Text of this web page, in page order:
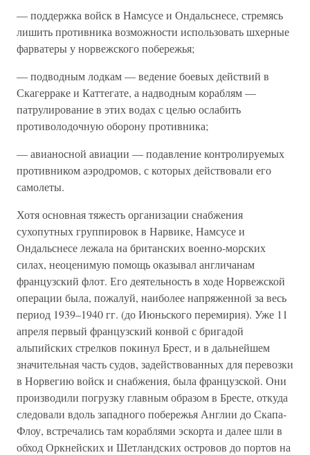
— поддержка войск в Намсусе и Ондальснесе, стремясь
лишить противника возможности использовать шхерные
фарватеры у норвежского побережья;
— подводным лодкам — ведение боевых действий в
Скагерраке и Каттегате, а надводным кораблям —
патрулирование в этих водах с целью ослабить
противолодочную оборону противника;
— авианосной авиации — подавление контролируемых
противником аэродромов, с которых действовали его
самолеты.
Хотя основная тяжесть организации снабжения
сухопутных группировок в Нарвике, Намсусе и
Ондальснесе лежала на британских военно-морских
силах, неоценимую помощь оказывал англичанам
французский флот. Его деятельность в ходе Норвежской
операции была, пожалуй, наиболее напряженной за весь
период 1939–1940 гг. (до Июньского перемирия). Уже 11
апреля первый французский конвой с бригадой
альпийских стрелков покинул Брест, и в дальнейшем
значительная часть судов, задействованных для перевозки
в Норвегию войск и снабжения, была французской. Они
производили погрузку главным образом в Бресте, откуда
следовали вдоль западного побережья Англии до Скапа-
Флоу, встречались там кораблями эскорта и далее шли в
обход Оркнейских и Шетландских островов до портов на